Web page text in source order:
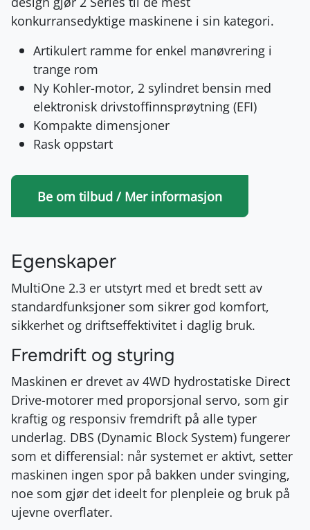
konkurransedyktige maskinene i sin kategori.
Artikulert ramme for enkel manøvrering i
trange rom
Ny Kohler-motor, 2 sylindret bensin med
elektronisk drivstoffinnsprøytning (EFI)
Kompakte dimensjoner
Rask oppstart
Be om tilbud / Mer informasjon
Egenskaper
MultiOne 2.3 er utstyrt med et bredt sett av
standardfunksjoner som sikrer god komfort,
sikkerhet og driftseffektivitet i daglig bruk.
Fremdrift og styring
Maskinen er drevet av 4WD hydrostatiske Direct
Drive-motorer med proporsjonal servo, som gir
kraftig og responsiv fremdrift på alle typer
underlag. DBS (Dynamic Block System) fungerer
som et differensial: når systemet er aktivt, setter
maskinen ingen spor på bakken under svinging,
noe som gjør det ideelt for plenpleie og bruk på
ujevne overflater.